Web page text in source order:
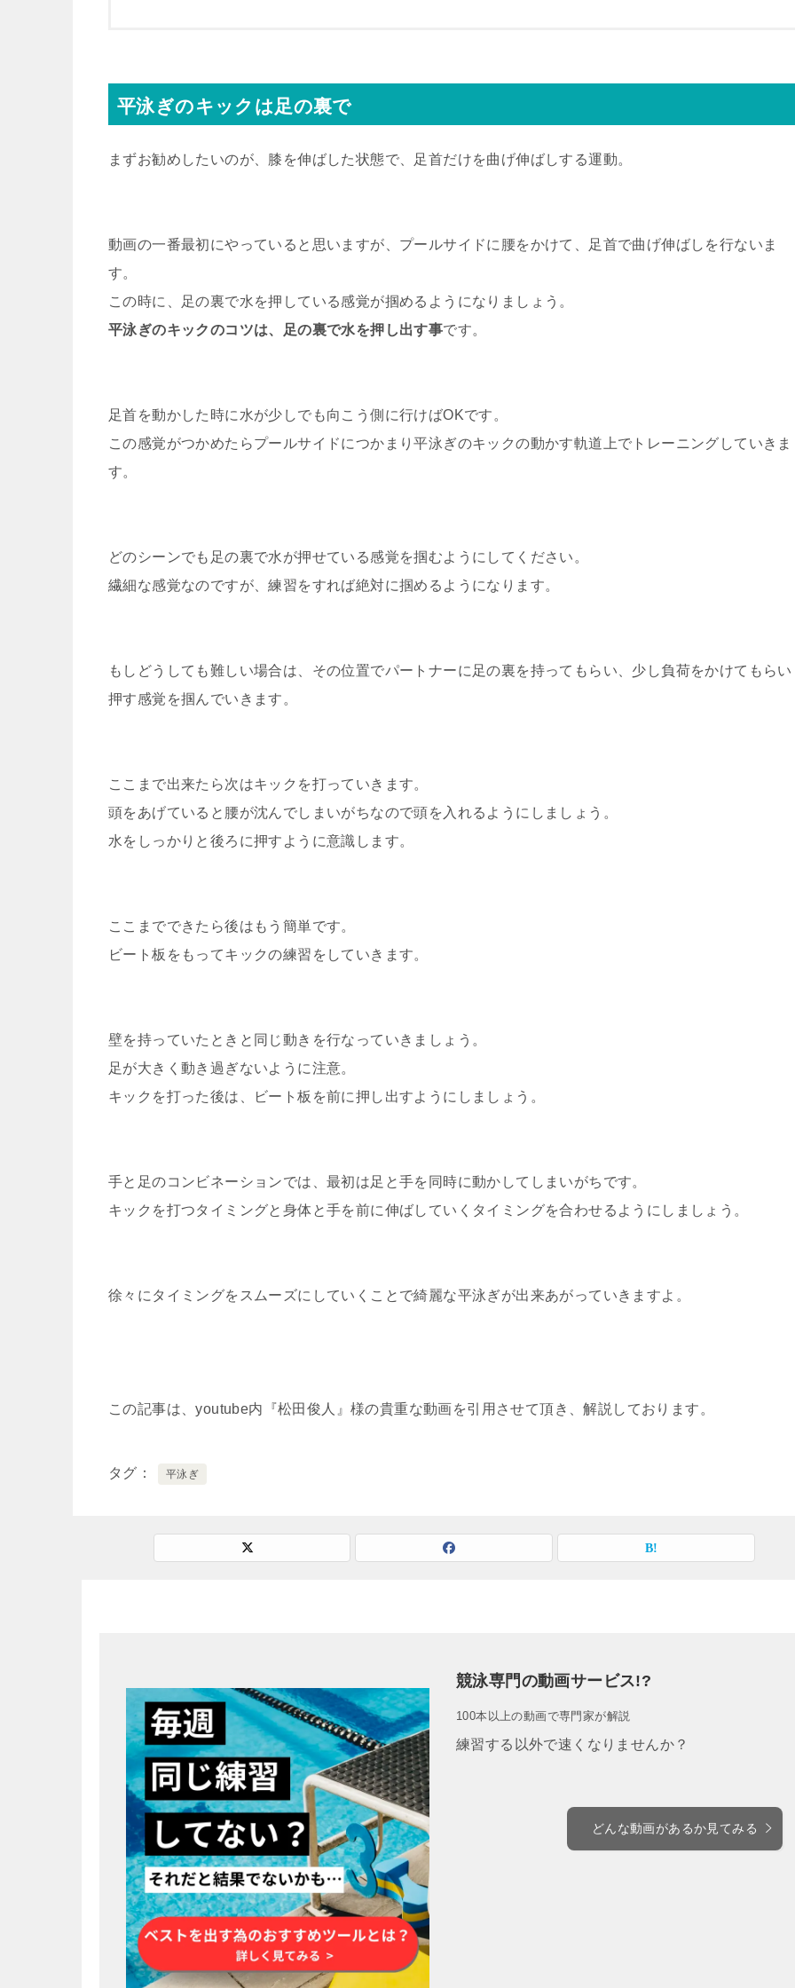
平泳ぎのキックは足の裏で
まずお勧めしたいのが、膝を伸ばした状態で、足首だけを曲げ伸ばしする運動。
動画の一番最初にやっていると思いますが、プールサイドに腰をかけて、足首で曲げ伸ばしを行ないま
す。
この時に、足の裏で水を押している感覚が掴めるようになりましょう。
平泳ぎのキックのコツは、足の裏で水を押し出す事です。
足首を動かした時に水が少しでも向こう側に行けばOKです。
この感覚がつかめたらプールサイドにつかまり平泳ぎのキックの動かす軌道上でトレーニングしていきま
す。
どのシーンでも足の裏で水が押せている感覚を掴むようにしてください。
繊細な感覚なのですが、練習をすれば絶対に掴めるようになります。
もしどうしても難しい場合は、その位置でパートナーに足の裏を持ってもらい、少し負荷をかけてもらい
押す感覚を掴んでいきます。
ここまで出来たら次はキックを打っていきます。
頭をあげていると腰が沈んでしまいがちなので頭を入れるようにしましょう。
水をしっかりと後ろに押すように意識します。
ここまでできたら後はもう簡単です。
ビート板をもってキックの練習をしていきます。
壁を持っていたときと同じ動きを行なっていきましょう。
足が大きく動き過ぎないように注意。
キックを打った後は、ビート板を前に押し出すようにしましょう。
手と足のコンビネーションでは、最初は足と手を同時に動かしてしまいがちです。
キックを打つタイミングと身体と手を前に伸ばしていくタイミングを合わせるようにしましょう。
徐々にタイミングをスムーズにしていくことで綺麗な平泳ぎが出来あがっていきますよ。
この記事は、youtube内『松田俊人』様の貴重な動画を引用させて頂き、解説しております。
タグ 平泳ぎ
競泳専門の動画サービス!?
100本以上の動画で専門家が解説
練習する以外で速くなりませんか？
どんな動画があるか見てみる